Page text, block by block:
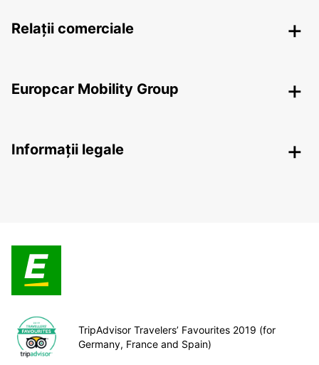
Relații comerciale
Europcar Mobility Group
Informații legale
TripAdvisor Travelers’ Favourites 2019 (for
Germany, France and Spain)